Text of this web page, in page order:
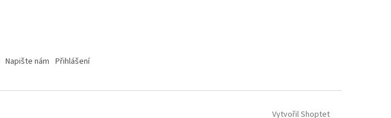
Napište nám Přihlášení
Vytvořil Shoptet